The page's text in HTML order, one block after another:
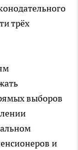
трёх
выборов
и